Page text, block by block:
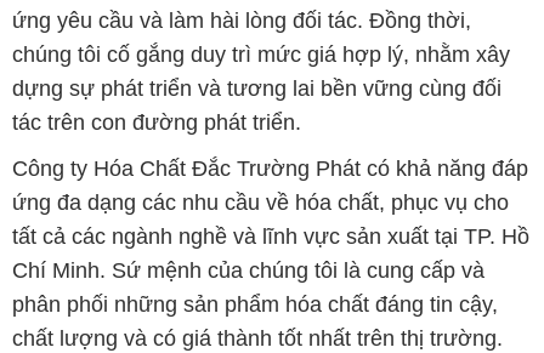
ứng yêu cầu và làm hài lòng đối tác. Đồng thời,
chúng tôi cố gắng duy trì mức giá hợp lý, nhằm xây
dựng sự phát triển và tương lai bền vững cùng đối
tác trên con đường phát triển.
Công ty Hóa Chất Đắc Trường Phát có khả năng đáp
ứng đa dạng các nhu cầu về hóa chất, phục vụ cho
tất cả các ngành nghề và lĩnh vực sản xuất tại TP. Hồ
Chí Minh. Sứ mệnh của chúng tôi là cung cấp và
phân phối những sản phẩm hóa chất đáng tin cậy,
chất lượng và có giá thành tốt nhất trên thị trường.